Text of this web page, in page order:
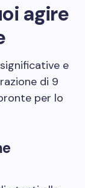
agire
e
di 9
per lo